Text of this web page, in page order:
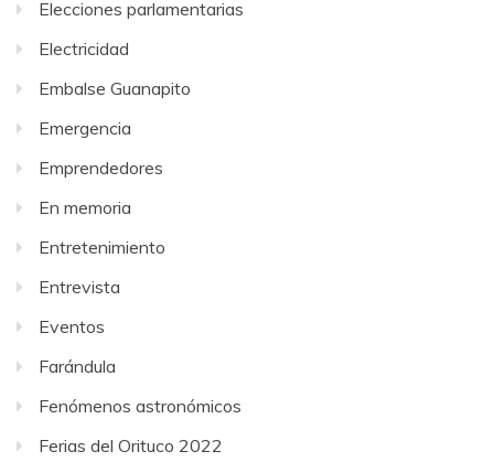
Elecciones parlamentarias
Electricidad
Embalse Guanapito
Emergencia
Emprendedores
En memoria
Entretenimiento
Entrevista
Eventos
Farándula
Fenómenos astronómicos
Ferias del Orituco 2022